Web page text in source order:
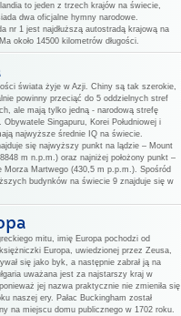
to jeden z trzech krajów na świecie,
dwa oficjalne hymny narodowe.
nr 1 jest najdłuższą autostradą krajową na
około 14500 kilometrów długości.
świata żyje w Azji. Chiny są tak szerokie,
powinny przeciąć do 5 oddzielnych stref
ale mają tylko jedną - narodową strefę
Obywatele Singapuru, Korei Południowej i
najwyższe średnie IQ na świecie.
się najwyższy punkt na lądzie – Mount
m n.p.m.) oraz najniżej położony punkt –
Morza Martwego (430,5 m p.p.m.). Spośród
budynków na świecie 9 znajduje się w
mitu, imię Europa pochodzi od
Europa, uwiedzionej przez Zeusa,
się jako byk, a następnie zabrał ją na
uważana jest za najstarszy kraj w
jej nazwa praktycznie nie zmieniła się
naszej ery. Pałac Buckingham został
na miejscu domu publicznego w 1702 roku.